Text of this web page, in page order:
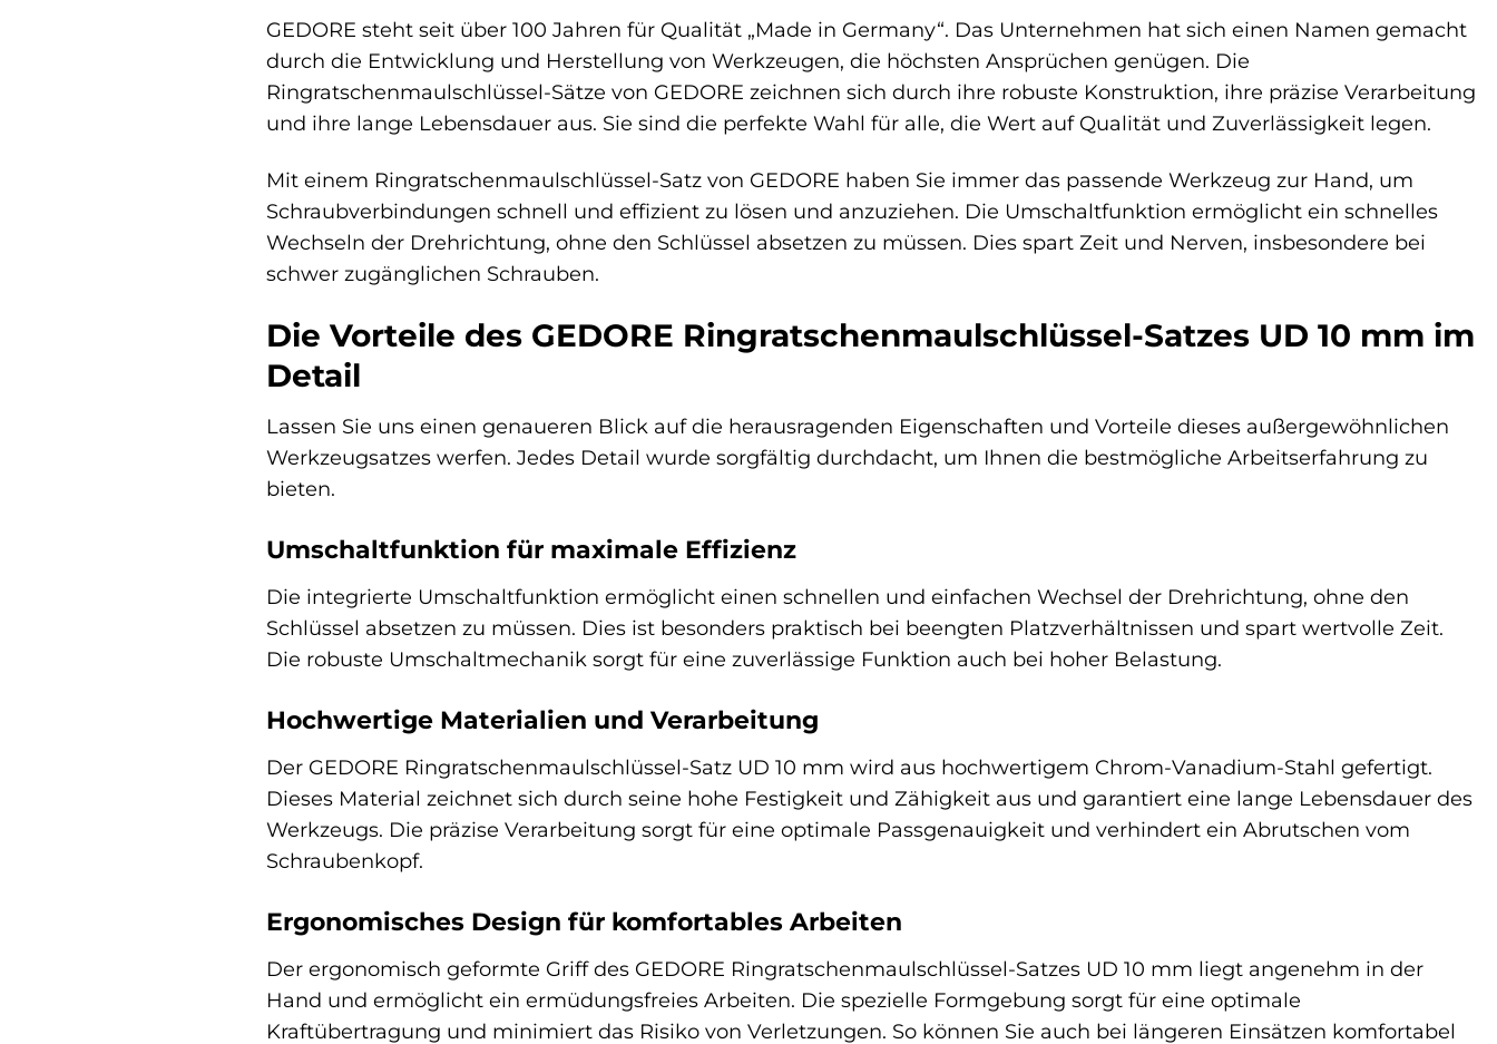
GEDORE steht seit über 100 Jahren für Qualität „Made in Germany“. Das Unternehmen hat sich einen Namen gemacht
durch die Entwicklung und Herstellung von Werkzeugen, die höchsten Ansprüchen genügen. Die
Ringratschenmaulschlüssel-Sätze von GEDORE zeichnen sich durch ihre robuste Konstruktion, ihre präzise Verarbeitung
und ihre lange Lebensdauer aus. Sie sind die perfekte Wahl für alle, die Wert auf Qualität und Zuverlässigkeit legen.
Mit einem Ringratschenmaulschlüssel-Satz von GEDORE haben Sie immer das passende Werkzeug zur Hand, um
Schraubverbindungen schnell und effizient zu lösen und anzuziehen. Die Umschaltfunktion ermöglicht ein schnelles
Wechseln der Drehrichtung, ohne den Schlüssel absetzen zu müssen. Dies spart Zeit und Nerven, insbesondere bei
schwer zugänglichen Schrauben.
Die Vorteile des GEDORE Ringratschenmaulschlüssel-Satzes UD 10 mm im
Detail
Lassen Sie uns einen genaueren Blick auf die herausragenden Eigenschaften und Vorteile dieses außergewöhnlichen
Werkzeugsatzes werfen. Jedes Detail wurde sorgfältig durchdacht, um Ihnen die bestmögliche Arbeitserfahrung zu
bieten.
Umschaltfunktion für maximale Effizienz
Die integrierte Umschaltfunktion ermöglicht einen schnellen und einfachen Wechsel der Drehrichtung, ohne den
Schlüssel absetzen zu müssen. Dies ist besonders praktisch bei beengten Platzverhältnissen und spart wertvolle Zeit.
Die robuste Umschaltmechanik sorgt für eine zuverlässige Funktion auch bei hoher Belastung.
Hochwertige Materialien und Verarbeitung
Der GEDORE Ringratschenmaulschlüssel-Satz UD 10 mm wird aus hochwertigem Chrom-Vanadium-Stahl gefertigt.
Dieses Material zeichnet sich durch seine hohe Festigkeit und Zähigkeit aus und garantiert eine lange Lebensdauer des
Werkzeugs. Die präzise Verarbeitung sorgt für eine optimale Passgenauigkeit und verhindert ein Abrutschen vom
Schraubenkopf.
Ergonomisches Design für komfortables Arbeiten
Der ergonomisch geformte Griff des GEDORE Ringratschenmaulschlüssel-Satzes UD 10 mm liegt angenehm in der
Hand und ermöglicht ein ermüdungsfreies Arbeiten. Die spezielle Formgebung sorgt für eine optimale
Kraftübertragung und minimiert das Risiko von Verletzungen. So können Sie auch bei längeren Einsätzen komfortabel